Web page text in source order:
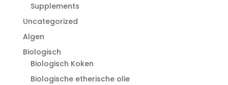
Supplements
Uncategorized
Algen
Biologisch
Biologisch Koken
Biologische etherische olie